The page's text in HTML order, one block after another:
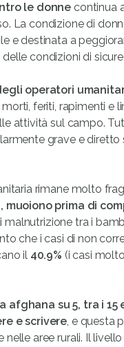
le donne continua
La condizione di
e destinata a
condizioni di
operatori
morti, feriti, rapimenti e
attività sul campo.
grave e diretto
rimane molto
muoiono prima di
malnutrizione tra i
che i casi di non
il 40.9% (i casi
afghana su 5, tra i 15
e scrivere, e questa
nelle aree rurali. Il